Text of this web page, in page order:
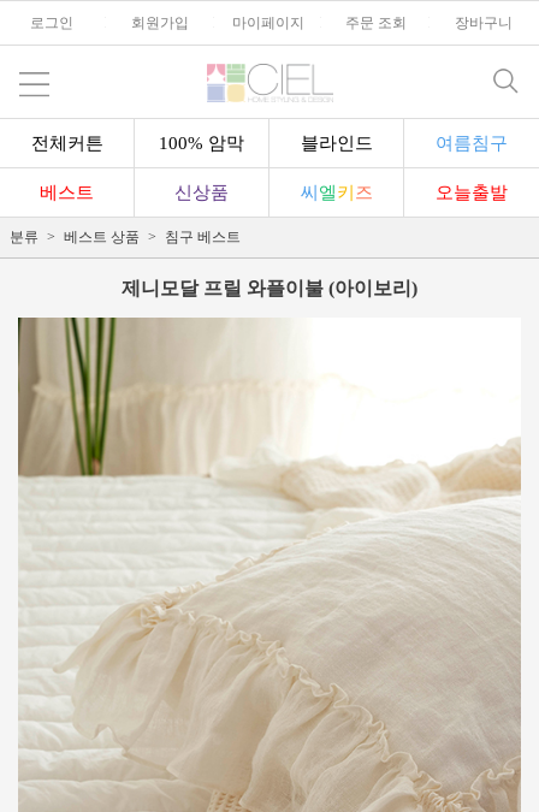
로그인 회원가입 마이페이지 주문 조회 장바구니
전체커튼 100% 암막 블라인드 여름침구
베스트 신상품 씨 엘키 즈 오늘출발
분류 베스트 상품 침구 베스트
제니모달 프릴 와플이불 (아이보리)